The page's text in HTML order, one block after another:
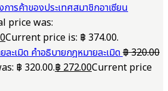
ารค้าของประเทศสมาชิกอาเซียน
price was:
Current price is: ฿ 374.00.
คำอธิบายกฎหมายละเมิด฿320.00
฿ 320.00.฿272.00Current price